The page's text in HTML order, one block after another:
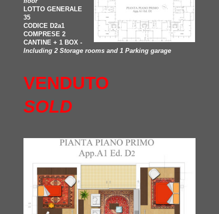
LOTTO GENERALE
35
CODICE D2a1
COMPRESE 2
CANTINE + 1 BOX -
Including 2 Storage rooms and 1 Parking garage
VENDUTO
SOLD